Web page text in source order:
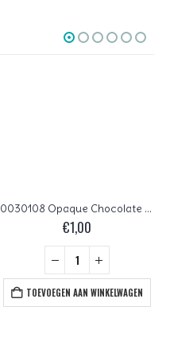
0030108 Opaque Chocolate brown lentil. 75 Pc.
€1,00
TOEVOEGEN AAN WINKELWAGEN